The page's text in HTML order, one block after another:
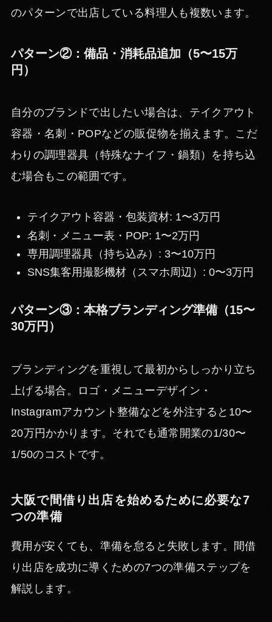
のパターンで出店している料理人も複数います。
パターン②：備品・消耗品追加（5〜15万
円）
自分のブランドで出したい場合は、テイクアウト
容器・名刺・POPなどの販促物を揃えます。こだ
わりの調理器具（特殊なナイフ・鍋類）を持ち込
む場合もこの範囲です。
テイクアウト容器・包装資材: 1〜3万円
名刺・メニュー表・POP: 1〜2万円
専用調理器具（持ち込み）: 3〜10万円
SNS集客用撮影機材（スマホ周辺）: 0〜3万円
パターン③：本格ブランディング準備（15〜
30万円）
ブランディングを重視して最初からしっかり立ち
上げる場合。ロゴ・メニューデザイン・
Instagramアカウント整備などを外注すると10〜
20万円かかります。それでも通常開業の1/30〜
1/50のコストです。
大阪で間借り出店を始めるために必要な7
つの準備
費用が安くても、準備を怠ると失敗します。間借
り出店を成功に導くための7つの準備ステップを
解説します。